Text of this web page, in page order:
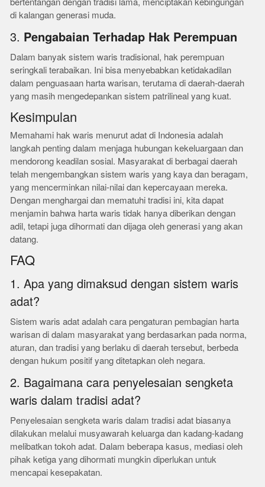
di kalangan generasi muda.
3. Pengabaian Terhadap Hak Perempuan
Dalam banyak sistem waris tradisional, hak perempuan
seringkali terabaikan. Ini bisa menyebabkan ketidakadilan
dalam penguasaan harta warisan, terutama di daerah-daerah
yang masih mengedepankan sistem patrilineal yang kuat.
Kesimpulan
Memahami hak waris menurut adat di Indonesia adalah
langkah penting dalam menjaga hubungan kekeluargaan dan
mendorong keadilan sosial. Masyarakat di berbagai daerah
telah mengembangkan sistem waris yang kaya dan beragam,
yang mencerminkan nilai-nilai dan kepercayaan mereka.
Dengan menghargai dan mematuhi tradisi ini, kita dapat
menjamin bahwa harta waris tidak hanya diberikan dengan
adil, tetapi juga dihormati dan dijaga oleh generasi yang akan
datang.
FAQ
1. Apa yang dimaksud dengan sistem waris
adat?
Sistem waris adat adalah cara pengaturan pembagian harta
warisan di dalam masyarakat yang berdasarkan pada norma,
aturan, dan tradisi yang berlaku di daerah tersebut, berbeda
dengan hukum positif yang ditetapkan oleh negara.
2. Bagaimana cara penyelesaian sengketa
waris dalam tradisi adat?
Penyelesaian sengketa waris dalam tradisi adat biasanya
dilakukan melalui musyawarah keluarga dan kadang-kadang
melibatkan tokoh adat. Dalam beberapa kasus, mediasi oleh
pihak ketiga yang dihormati mungkin diperlukan untuk
mencapai kesepakatan.